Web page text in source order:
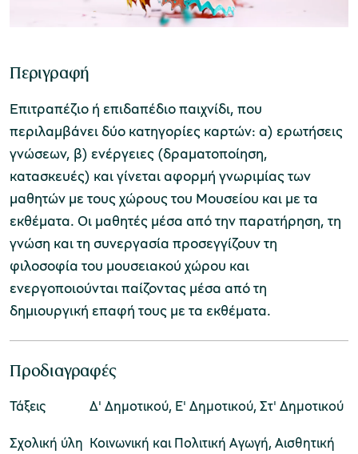
Μουσείο Βιομηχανικής Ελαιουργίας
Λέσβου
Μουσείο Πλινθοκεραμοποιίας N. & Σ.
Περιγραφή
Επιτραπέζιο ή επιδαπέδιο παιχνίδι, που
περιλαμβάνει δύο κατηγορίες καρτών: α) ερωτήσεις
γνώσεων, β) ενέργειες (δραματοποίηση,
κατασκευές) και γίνεται αφορμή γνωριμίας των
μαθητών με τους χώρους του Μουσείου και με τα
εκθέματα. Οι μαθητές μέσα από την παρατήρηση, τη
γνώση και τη συνεργασία προσεγγίζουν τη
φιλοσοφία του μουσειακού χώρου και
ενεργοποιούνται παίζοντας μέσα από τη
δημιουργική επαφή τους με τα εκθέματα.
Προδιαγραφές
Τάξεις
Δ' Δημοτικού, Ε' Δημοτικού, Στ' Δημοτικού
Σχολική ύλη Κοινωνική και Πολιτική Αγωγή, Αισθητική